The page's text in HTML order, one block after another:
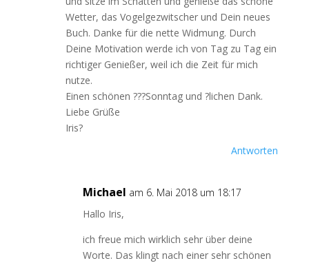
Wetter, das Vogelgezwitscher und Dein neues
Buch. Danke für die nette Widmung. Durch
Deine Motivation werde ich von Tag zu Tag ein
richtiger Genießer, weil ich die Zeit für mich
nutze.
Einen schönen ???Sonntag und ?lichen Dank.
Liebe Grüße
Iris?
Antworten
Michael am 6. Mai 2018 um 18:17
Hallo Iris,
ich freue mich wirklich sehr über deine
Worte. Das klingt nach einer sehr schönen